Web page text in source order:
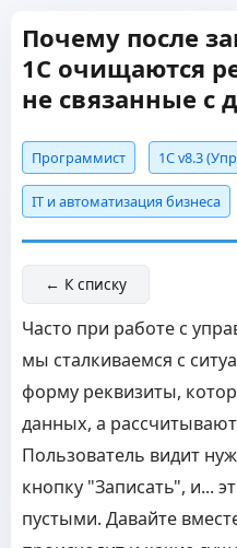
Почему после
1С очищаются
не связанные с
Программист 1С v8.3
IT и автоматизация бизнеса
← К списку
Часто при работе с
мы сталкиваемся с
форму реквизиты,
данных, а
Пользователь видит
кнопку "Записать", и...
пустыми. Давайте